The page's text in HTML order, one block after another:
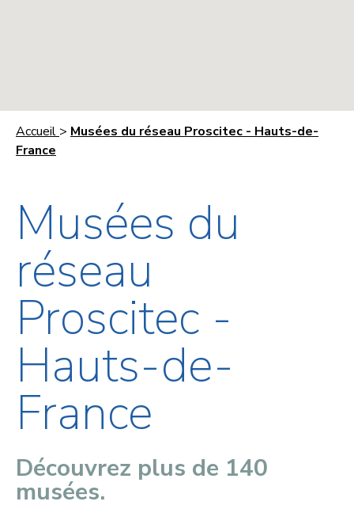
Accueil > Musées du réseau Proscitec - Hauts-de-
France
Musées du
réseau
Proscitec -
Hauts-de-
France
Découvrez plus de 140
musées.